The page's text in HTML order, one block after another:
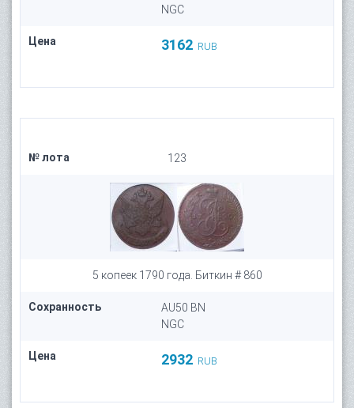
NGC
Цена 3162 RUB
№ лота 123
5 копеек 1790 года. Биткин # 860
Сохранность
AU50 BN
NGC
Цена 2932 RUB